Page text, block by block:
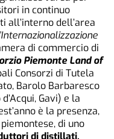
in continuo
all’interno dell’area
di commercio di
Piemonte Land of
Consorzi di Tutela
Barolo Barbaresco
Gavi) e la
è la presenza,
di uno
di distillati,